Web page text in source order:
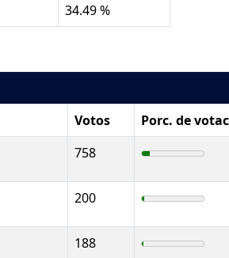
34.49 %
Votos Porc. de
758
200
188